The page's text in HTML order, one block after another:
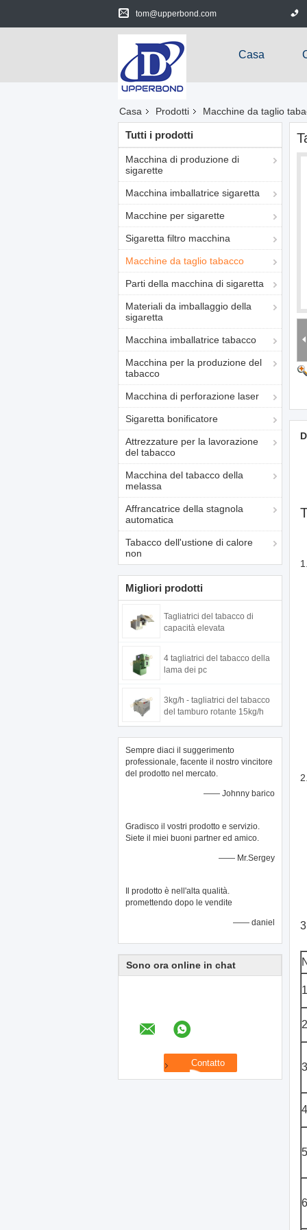
tom@upperbond.com
Casa
Casa Prodotti Macchine da taglio
Tutti i prodotti
Macchina di produzione di
sigarette
Macchina imballatrice sigaretta
Macchine per sigarette
Sigaretta filtro macchina
Macchine da taglio tabacco
Parti della macchina di sigaretta
Materiali da imballaggio della
sigaretta
Macchina imballatrice tabacco
Macchina per la produzione del
tabacco
Macchina di perforazione laser
Sigaretta bonificatore
Attrezzature per la lavorazione
del tabacco
Macchina del tabacco della
melassa
Affrancatrice della stagnola
automatica
Tabacco dell'ustione di calore
non
Migliori prodotti
Tagliatrici del tabacco di
capacità elevata
4 tagliatrici del tabacco della
lama dei pc
3kg/h - tagliatrici del tabacco
del tamburo rotante 15kg/h
Sempre diaci il suggerimento
professionale, facente il nostro vincitore
del prodotto nel mercato.
—— Johnny barico
Gradisco il vostri prodotto e servizio.
Siete il miei buoni partner ed amico.
—— Mr.Sergey
Il prodotto è nell'alta qualità.
promettendo dopo le vendite
—— daniel
Sono ora online in chat
1
2
3
4
5
6